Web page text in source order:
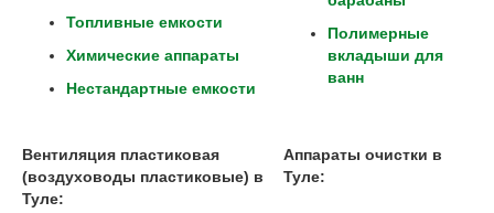
Топливные емкости
Химические аппараты
Нестандартные емкости
Полимерные
вкладыши для
ванн
Вентиляция пластиковая
(воздуховоды пластиковые) в
Туле:
Аппараты очистки в
Туле: